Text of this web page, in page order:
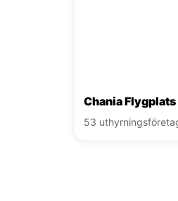
Chania Flygplats
53